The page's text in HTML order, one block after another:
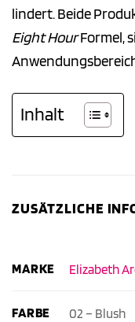
lindert. Beide
Eight HourFormel,
Inhalt
ZUSÄTZLICHE
MARKE Elizabeth
FARBE 02 – Blush